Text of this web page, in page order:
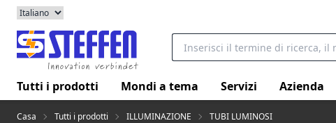
Tutti i prodotti Mondi a tema Servizi Azienda
Casa Tutti i prodotti ILLUMINAZIONE TUBI LUMINOSI